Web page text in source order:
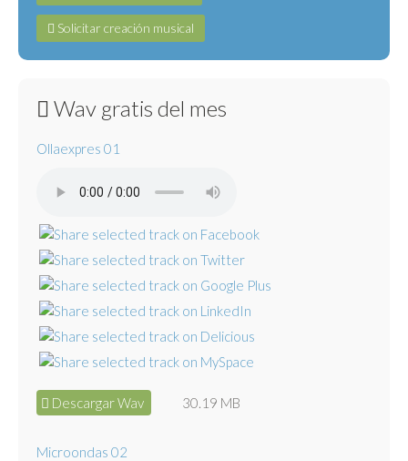
Solicitar creación musical
Wav gratis del mes
Ollaexpres 01
Descargar Wav 30.19 MB
Microondas 02